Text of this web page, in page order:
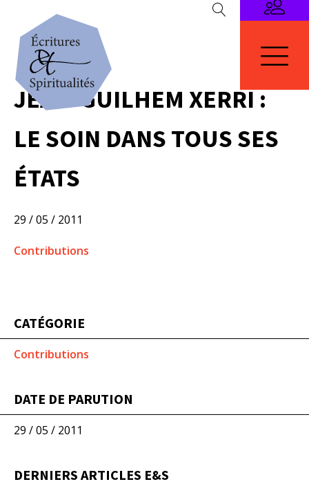
JEAN-GUILHEM XERRI :
LE SOIN DANS TOUS SES
ÉTATS
29 / 05 / 2011
Contributions
CATÉGORIE
Contributions
DATE DE PARUTION
29 / 05 / 2011
DERNIERS ARTICLES E&S